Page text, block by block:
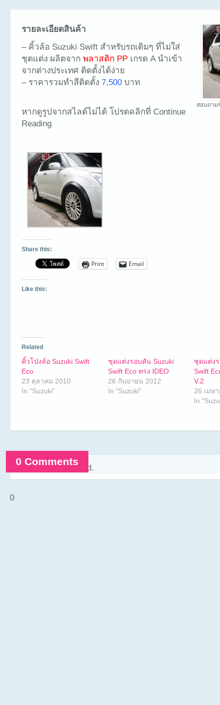
สอบถาม
รายละเอียดสินค้า
– คิ้วล้อ Suzuki Swift สำหรับรถเดิมๆ ที่ไม่ใส่
ชุดแต่ง ผลิตจาก พลาสติก PP เกรด A นำเข้า
จากต่างประเทศ ติดตั้งได้ง่าย
– ราคารวมทำสีติดตั้ง 7,500 บาท
หากดูรูปจากสไลด์ไม่ได้ โปรดคลิกที่ Continue
Reading
Share this:
Print Email
Like this:
Related
คิ้วโป่งล้อ Suzuki Swift
Eco
23 ตุลาคม 2010
In "Suzuki"
ชุดแต่งรอบคัน Suzuki
Swift Eco ทรง IDEO
26 กันยายน 2012
In "Suzuki"
ชุดแต่ง
Swift
V.2
26 เมษ
In
0 Comments
Comments are closed.
0